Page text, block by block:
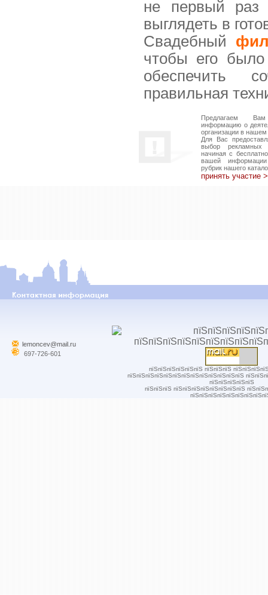
не первый раз
выглядеть в
Свадебный
чтобы его было
обеспечить
правильная
Предлагаем Вам
информацию о
организации в нашем
Для Вас
выбор рекламных
начиная с
вашей
рубрик нашего
принять участие
lemoncev@mail.ru
697-726-601
пїЅпїЅпїЅпїЅпїЅпїЅ пїЅпїЅпїЅ
пїЅпїЅпїЅпїЅпїЅпїЅпїЅпїЅпїЅпїЅпїЅпїЅпїЅ
пїЅпїЅпїЅпїЅпїЅ
пїЅпїЅпїЅ пїЅпїЅпїЅпїЅпїЅпїЅпїЅпїЅ